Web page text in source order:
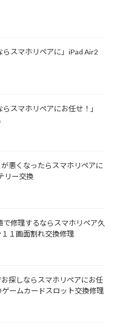
らスマホリペアに」iPad Air2
スマホリペアにお任せ！」
悪くなったらスマホリペアに
リー交換
で修理するならスマホリペア久
１画面割れ交換修理
探しならスマホリペアにお任
ームカードスロット交換修理